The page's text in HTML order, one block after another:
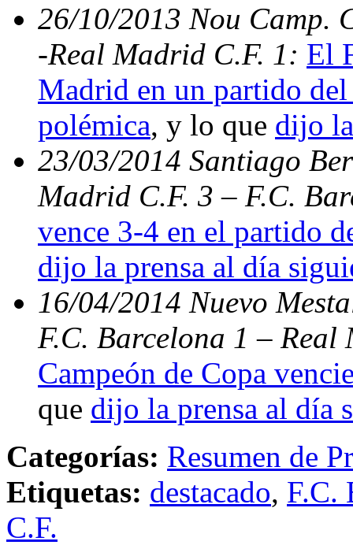
26/10/2013 Nou Camp.
-Real Madrid C.F. 1: El
Madrid en un partido
polémica, y lo que dijo
23/03/2014 Santiago
Madrid C.F. 3 – F.C.
vence 3-4 en el partido
dijo la prensa al día
16/04/2014 Nuevo
F.C. Barcelona 1 –
Campeón de Copa
que dijo la prensa al día
Categorías: Resumen de
Etiquetas: destacado, F.C.
C.F.